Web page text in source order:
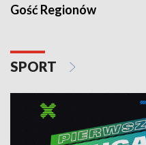
Gość Regionów
SPORT